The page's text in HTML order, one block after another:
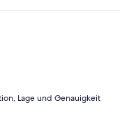
Lage und Genauigkeit